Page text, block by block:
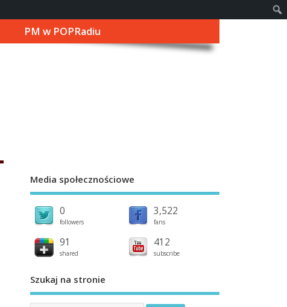
PM w POPRadiu
Media społecznościowe
0
followers
3,522
fans
91
shared
412
subscribe
Szukaj na stronie